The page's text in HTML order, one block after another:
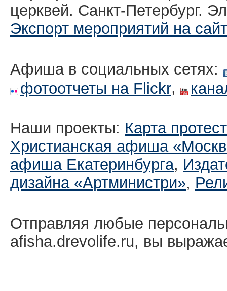
церквей. Санкт-Петербург.
Экспорт мероприятий на сайт
Афиша в социальных сетях:
фотоотчеты на Flickr,
Наши проекты: Карта
Христианская афиша
афиша Екатеринбургa,
дизайна «Артминистри»,
Отправляя любые
afisha.drevolife.ru, вы